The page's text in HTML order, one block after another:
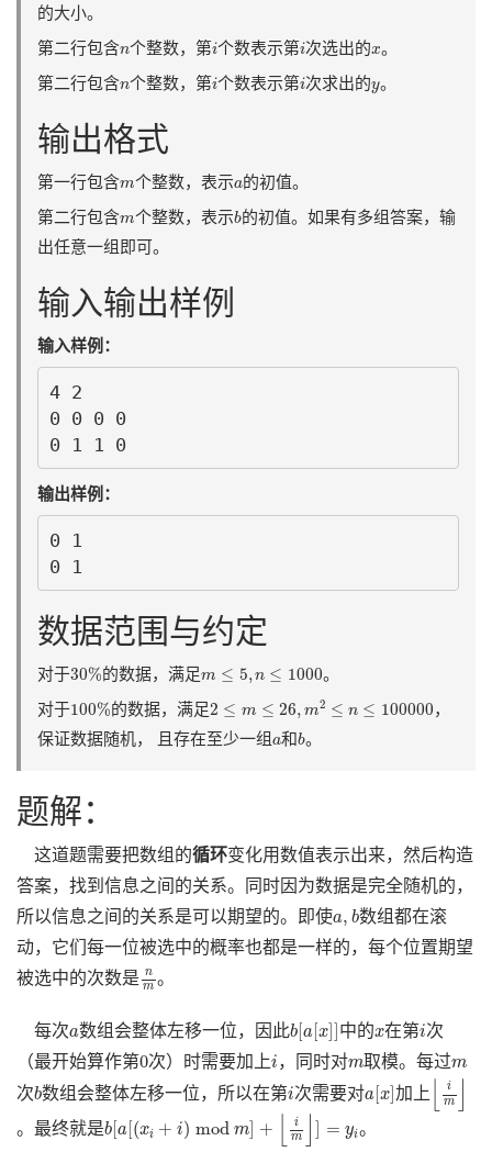
的大小。
第二行包含n
n个整数，第ii个数表示第ii次选出的x
x。
第二行包含n
n个整数，第ii个数表示第ii次求出的y
y。
输出格式
第一行包含m
m个整数，表示a
a的初值。
第二行包含m
m个整数，表示b
b 的初值。如果有多组答案，输
出任意一组即可。
输入输出样例
输入样例：
4 2
0 0 0 0
0 1 1 0
输出样例：
0 1
0 1
数据范围与约定
对于30%
30%的数据，满足m ≤ 5,n ≤ 1000
5, n≤ 1000
。
对于100%
100%的数据，满足2 ≤ m ≤ 26, m2 ≤ n ≤ 100000
2 m ,m2≤ 100000
，
保证数据随机， 且存在至少一组 a
a和b
b。
题解：
这道题需要把数组的循环变化用数值表示出来，然后构造
答案，找到信息之间的关系。同时因为数据是完全随机的，
所以信息之间的关系是可以期望的。即使a, b
a, b 数组都在滚
动，它们每一位被选中的概率也都是一样的，每个位置期望
被选中的次数是 n
m
nm 。
每次a
a数组会整体左移一位，因此b[a[x]]
b [ [x ]]中的x
x在第i
i次
（最开始算作第0
0次）时需要加上i
i ，同时对m
m取模。每过m
m
次b
b数组会整体左移一位，所以在第i
i次需要对a[x]
[x ]加上
i
m
⌊ m
。最终就是b[a[(xi + i) mod m] +
i
m
⌋] = yi
y
。